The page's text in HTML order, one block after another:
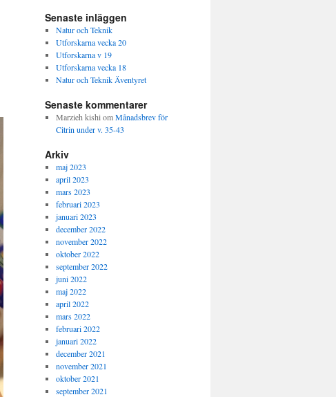
Senaste inläggen
Natur och Teknik
Utforskarna vecka 20
Utforskarna v 19
Utforskarna vecka 18
Natur och Teknik Äventyret
Senaste kommentarer
Marzieh kishi omMånadsbrev för
Citrin under v. 35-43
Arkiv
maj 2023
april 2023
mars 2023
februari 2023
januari 2023
december 2022
november 2022
oktober 2022
september 2022
juni 2022
maj 2022
april 2022
mars 2022
februari 2022
januari 2022
december 2021
november 2021
oktober 2021
september 2021